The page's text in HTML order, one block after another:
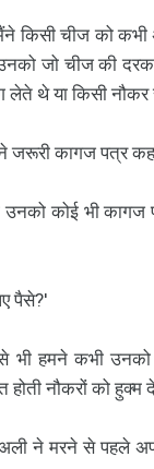
किसी चीज को
जो चीज की
लेते थे या किसी
जरूरी कागज पत्र
उनको कोई भी
पैसे?'
भी हमने कभी
नौकरों को हुक्म
ने मरने से पहले